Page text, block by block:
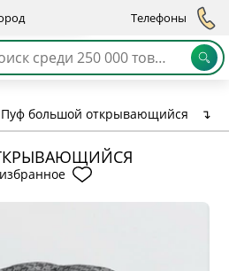
Телефоны
Пуф большой открывающийся ↴